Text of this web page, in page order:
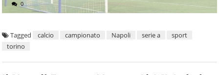
0
Tagged calcio campionato Napoli serie a
sport
torino